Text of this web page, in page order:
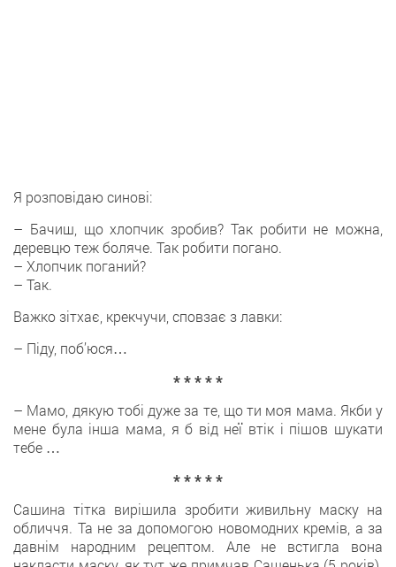
Я розповідаю синові:
– Бачиш, що хлопчик зробив? Так робити не можна,
деревцю теж боляче. Так робити погано.
– Хлопчик поганий?
– Так.
Важко зітхає, крекчучи, сповзає з лавки:
– Піду, поб’юся…
* * * * *
– Мамо, дякую тобі дуже за те, що ти моя мама. Якби у
мене була інша мама, я б від неї втік і пішов шукати
тебе …
* * * * *
Сашина тітка вирішила зробити живильну маску на
обличчя. Та не за допомогою новомодних кремів, а за
давнім народним рецептом. Але не встигла вона